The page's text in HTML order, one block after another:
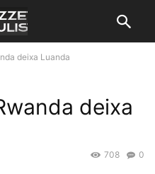
deixa Luanda
deixa
0
708